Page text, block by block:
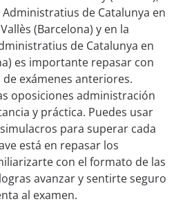
de Catalunya en
(Barcelona) y en la
de Catalunya en
es importante repasar con
exámenes anteriores.
oposiciones administración
y práctica. Puedes usar
para superar cada
está en repasar los
con el formato de las
avanzar y sentirte seguro
al examen.